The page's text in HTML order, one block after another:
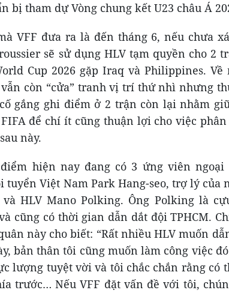
bị tham dự Vòng chung kết U23 châu Á
VFF đưa ra là đến tháng 6, nếu chưa
sẽ sử dụng HLV tạm quyền cho 2
Cup 2026 gặp Iraq và Philippines.
còn “cửa” tranh vị trí thứ nhì nhưng
gắng ghi điểm ở 2 trận còn lại nhằm
để chí ít cũng thuận lợi cho việc
này.
hiện nay đang có 3 ứng viên ngoại
tuyển Việt Nam Park Hang-seo, trợ lý của
và HLV Mano Polking. Ông Polking là
cũng có thời gian dẫn dắt đội TPHCM.
này cho biết: “Rất nhiều HLV muốn
bản thân tôi cũng muốn làm công việc
lượng tuyệt vời và tôi chắc chắn rằng có
trước… Nếu VFF đặt vấn đề với tôi,